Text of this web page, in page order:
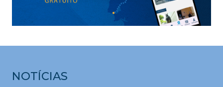
NOTÍCIAS